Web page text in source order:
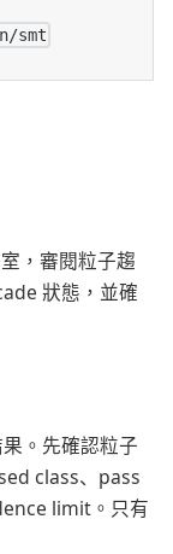
smt
，審閱粒子趨
狀態，並確
。先確認粒子
class、pass
limit。只有